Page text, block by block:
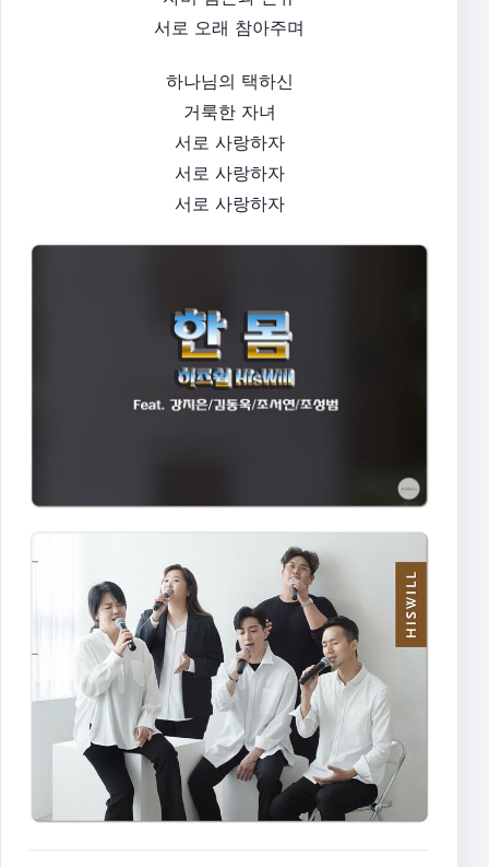
서로 오래 참아주며
하나님의 택하신
거룩한 자녀
서로 사랑하자
서로 사랑하자
서로 사랑하자